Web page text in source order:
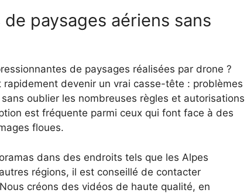
paysages aériens sans
de paysages réalisées par drone ?
devenir un vrai casse-tête : problèmes
oublier les nombreuses règles et autorisations
est fréquente parmi ceux qui font face à des
floues.
dans des endroits tels que les Alpes
régions, il est conseillé de contacter
créons des vidéos de haute qualité, en